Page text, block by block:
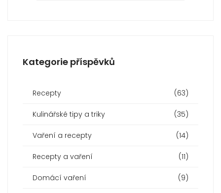
Kategorie příspěvků
Recepty (63)
Kulinářské tipy a triky (35)
Vaření a recepty (14)
Recepty a vaření (11)
Domácí vaření (9)